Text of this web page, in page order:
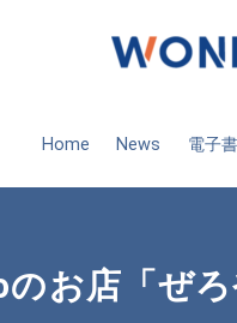
Home News 電子
お店「ぜ